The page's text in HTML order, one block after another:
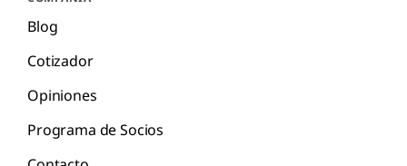
Blog
Cotizador
Opiniones
Programa de Socios